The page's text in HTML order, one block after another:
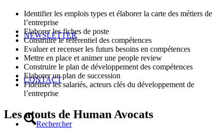
NEWSLETTER
CONTACT
Rechercher
Identifier les emplois types et élaborer la carte des métiers de
l’entreprise
Elaborer les fiches de poste
Construire le référentiel des compétences
Evaluer et recenser les futurs besoins en compétences
Mettre en place et animer une people review
Construire le plan de développement des compétences
Elaborer un plan de succession
Fidéliser les salariés, acteurs clés du développement de
l’entreprise
Les atouts de Human Avocats